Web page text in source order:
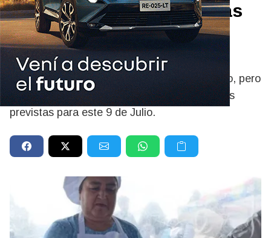
Empanadas y Tortas Fritas
se traslada al Puerto San
Carlos
La propuesta mantiene el mismo día y horario, pero
cambia de lugar por las condiciones climáticas
previstas para este 9 de Julio.